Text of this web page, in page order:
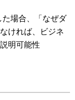
場合、「なぜダ
ければ、ビジネ
明可能性